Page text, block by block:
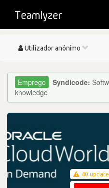
Toggle
Utilizador anónimo
Syndicode:
knowledge
40